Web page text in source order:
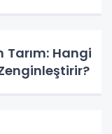
Hangi